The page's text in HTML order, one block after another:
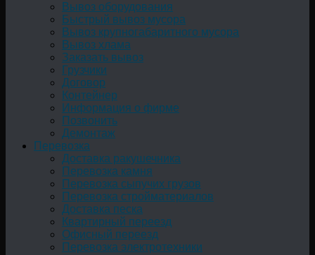
Вывоз оборудования
Быстрый вывоз мусора
Вывоз крупногабаритного мусора
Вывоз хлама
Заказать вывоз
Грузчики
Договор
Контейнер
Информация о фирме
Позвонить
Демонтаж
Перевозка
Доставка ракушечника
Перевозка камня
Перевозка сыпучих грузов
Перевозка стройматериалов
Доставка песка
Квартирный переезд
Офисный переезд
Перевозка электротехники